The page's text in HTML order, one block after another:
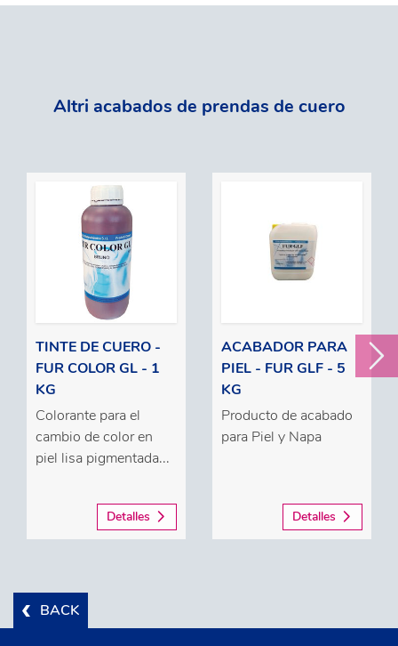
Altri acabados de prendas de cuero
TINTE DE CUERO -
FUR COLOR GL - 1
KG
Colorante para el
cambio de color en
piel lisa pigmentada...
Detalles
ACABADOR PARA
PIEL - FUR GLF - 5
KG
Producto de acabado
para Piel y Napa
Detalles
BACK